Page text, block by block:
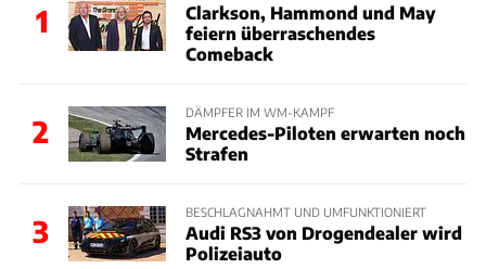
1
Clarkson, Hammond und May
feiern überraschendes
Comeback
2
DÄMPFER IM WM-KAMPF
Mercedes-Piloten erwarten noch
Strafen
3
BESCHLAGNAHMT UND UMFUNKTIONIERT
Audi RS3 von Drogendealer wird
Polizeiauto